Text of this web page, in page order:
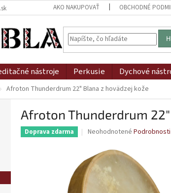
AKO NAKUPOVAŤ OBCHODNÉ
nástroje Perkusie Dychové
Afroton Thunderdrum 22" Blana z hovädzej kože
Afroton Thunderdrum
Doprava zdarma
Priemerné
produktu
je
0,0
z
5
Neohodnotené